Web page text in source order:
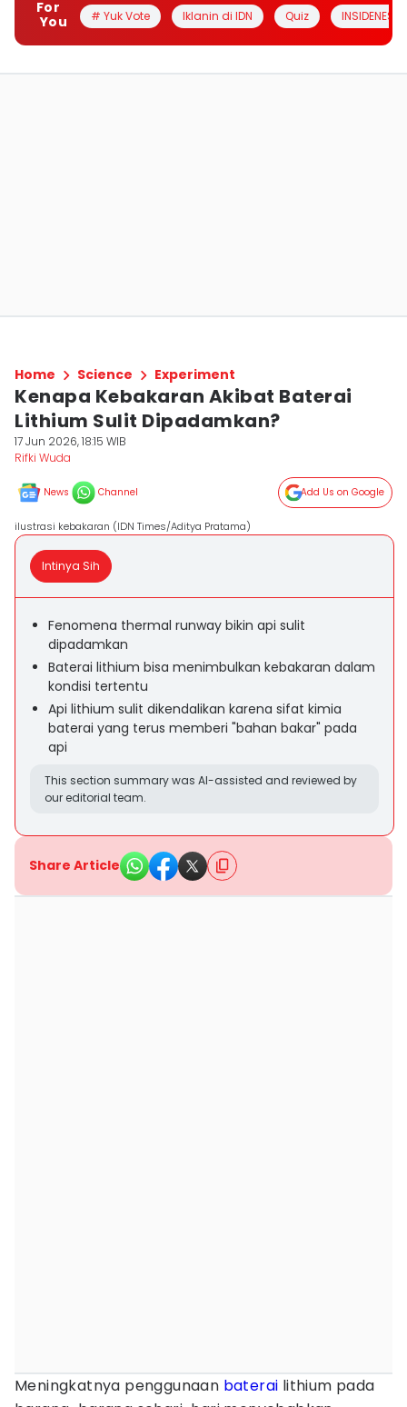
For
You
# Yuk Vote Iklanin di IDN Quiz INSIDENESIA
Home Science Experiment
Kenapa Kebakaran Akibat Baterai
Lithium Sulit Dipadamkan?
17 Jun 2026, 18:15 WIB
Rifki Wuda
News Channel Add Us on Google
ilustrasi kebakaran (IDN Times/Aditya Pratama)
Intinya Sih
Fenomena thermal runway bikin api sulit
dipadamkan
Baterai lithium bisa menimbulkan kebakaran dalam
kondisi tertentu
Api lithium sulit dikendalikan karena sifat kimia
baterai yang terus memberi "bahan bakar" pada
api
This section summary was AI-assisted and reviewed by
our editorial team.
Share Article
Meningkatnya penggunaan baterai lithium pada